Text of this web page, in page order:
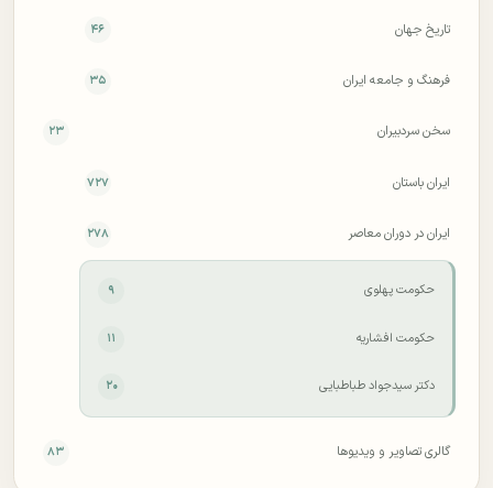
تاریخ جهان ۴۶
فرهنگ و جامعه ایران ۳۵
سخن سردبیران ۲۳
ایران باستان ۷۲۷
ایران در دوران معاصر ۲۷۸
حکومت پهلوی ۹
حکومت افشاریه ۱۱
دکتر سید‌جواد طباطبایی ۲۰
گالری تصاویر و ویدیوها ۸۳